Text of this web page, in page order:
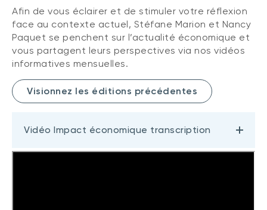
Afin de vous éclairer et de stimuler votre réflexion
face au contexte actuel, Stéfane Marion et Nancy
Paquet se penchent sur l’actualité économique et
vous partagent leurs perspectives via nos vidéos
informatives mensuelles.
Visionnez les éditions précédentes
Vidéo Impact économique transcription